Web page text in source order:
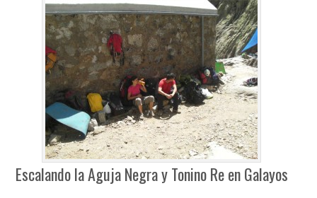
Escalando la Aguja Negra y Tonino Re en Galayos